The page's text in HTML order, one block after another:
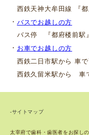
西鉄天神大牟田線 『
・ バスでお越しの方
バス停 『都府楼前駅
・ お車でお越しの方
西鉄二日市駅から 車で
西鉄久留米駅から 車
-サイトマップ
太宰府で歯科・歯医者をお探し